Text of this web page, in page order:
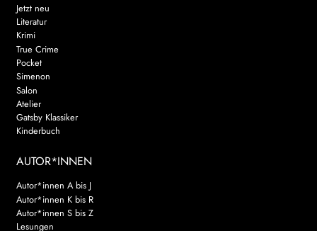
Jetzt neu
Literatur
Krimi
True Crime
Pocket
Simenon
Salon
Atelier
Gatsby Klassiker
Kinderbuch
AUTOR*INNEN
Autor*innen A bis J
Autor*innen K bis R
Autor*innen S bis Z
Lesungen